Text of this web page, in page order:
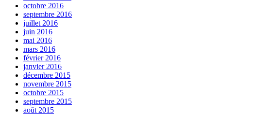
octobre 2016
septembre 2016
juillet 2016
juin 2016
mai 2016
mars 2016
février 2016
janvier 2016
décembre 2015
novembre 2015
octobre 2015
septembre 2015
août 2015